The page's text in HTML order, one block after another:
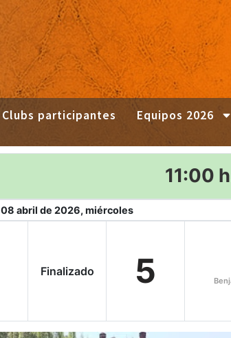
Clubs participantes Equipos 2026
11:00
08 abril de 2026, miércoles
Finalizado 5